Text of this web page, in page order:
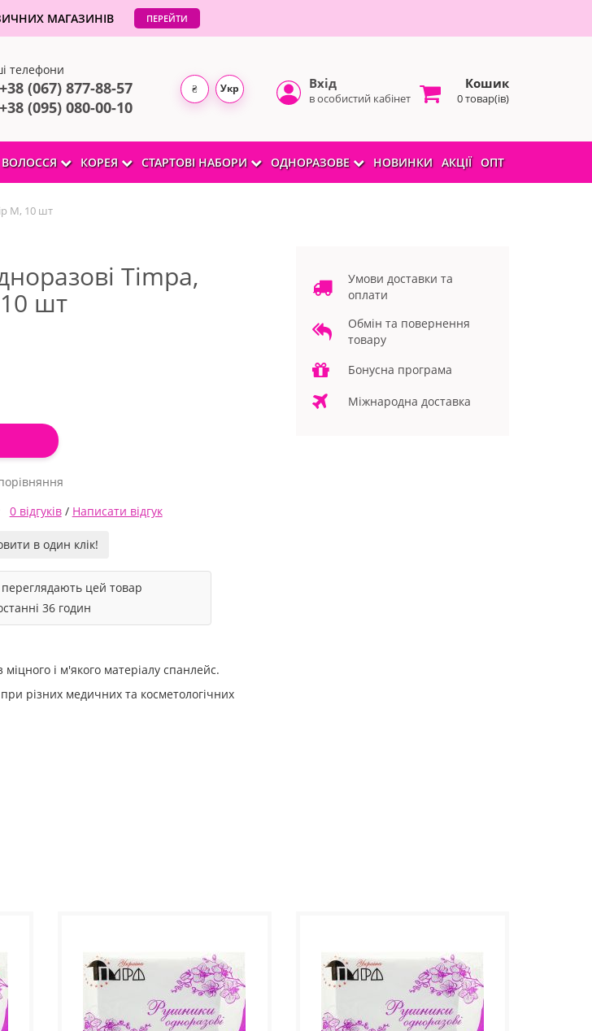
МАГАЗИНІВ ПЕРЕЙТИ
телефони
+38 (067) 877-88-57
+38 (095) 080-00-10
₴ Укр Вхід
в особистий кабінет
Кошик
0 товар(ів)
ВОЛОССЯ КОРЕЯ СТАРТОВІ НАБОРИ ОДНОРАЗОВЕ НОВИНКИ АКЦІЇ ОПТ
М, 10 шт
Timpa,
шт
0 відгуків/ Написати відгук
в один клік!
цей товар
36 годин
і м'якого матеріалу спанлейс.
при різних медичних та косметологічних
Умови доставки та
оплати
Обмін та повернення
товару
Бонусна програма
Міжнародна доставка